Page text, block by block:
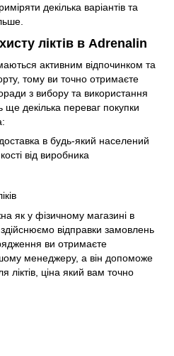
декілька варіантів та
ліктів в Adrenalin
активним відпочинком та
тому ви точно отримаєте
з вибору та використання
декілька переваг покупки
в будь-який населений
від виробника
як у фізичному магазині в
відправки замовлень
ви отримаєте
менеджеру, а він допоможе
ліктів, ціна який вам точно